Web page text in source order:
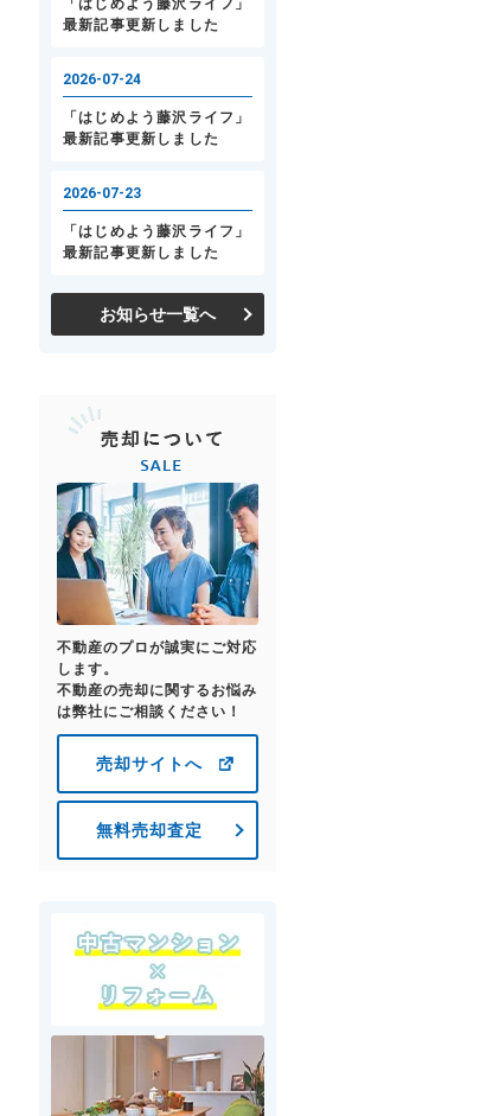
お知らせ一覧へ
不動産のプロが誠実にご対応
します。
不動産の売却に関するお悩み
は弊社にご相談ください！
売却サイトへ
無料売却査定